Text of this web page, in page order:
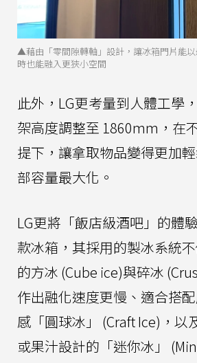
▲藉由「零間隙轉軸」設計，讓冰箱門片能
時也能融入更狹小空間
此外，LG更考量到人體工學
架高度調整至 1860mm，在
提下，讓拿取物品變得更加
部容量最大化。
LG更將「飯店級酒吧」的體
款冰箱，其採用的製冰系統
的方冰 (Cube ice)與碎冰
作出融化速度更慢、適合搭
感「圓球冰」 (Craft Ice)，以
或果汁設計的「迷你冰」